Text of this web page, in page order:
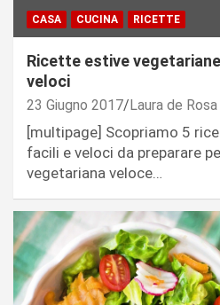
CASA CUCINA RICETTE
Ricette estive
veloci
23 Giugno 2017 Laura de Rosa
[multipage] Scopriamo 5
facili e veloci da preparare
vegetariana veloce…